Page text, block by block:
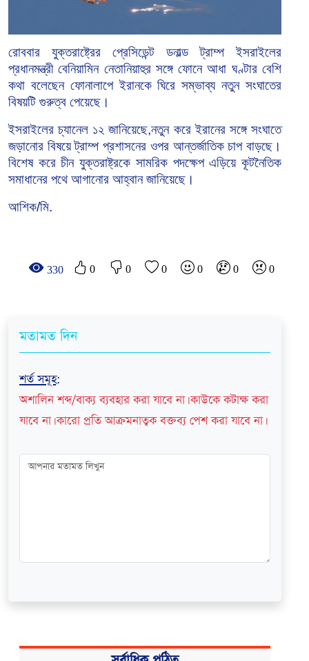
রোববার যুক্তরাষ্ট্রের প্রেসিডেন্ট ডনাল্ড ট্রাম্প ইসরাইলের
প্রধানমন্ত্রী বেনিয়ামিন নেতানিয়াহুর সঙ্গে ফোনে আধা ঘণ্টার বেশি
কথা বলেছেন ফোনালাপে ইরানকে ঘিরে সম্ভাব্য নতুন সংঘাতের
বিষয়টি গুরুত্ব পেয়েছে।
ইসরাইলের চ্যানেল ১২ জানিয়েছে,নতুন করে ইরানের সঙ্গে সংঘাতে
জড়ানোর বিষয়ে ট্রাম্প প্রশাসনের ওপর আন্তর্জাতিক চাপ বাড়ছে।
বিশেষ করে চীন যুক্তরাষ্ট্রকে সামরিক পদক্ষেপ এড়িয়ে কূটনৈতিক
সমাধানের পথে আগানোর আহ্বান জানিয়েছে।
আশিক/মি.
330 0 0 0 0 0 0
মতামত দিন
শর্ত সমূহ:
অশালিন শব্দ/বাক্য ব্যবহার করা যাবে না। কাউকে কটাক্ষ করা
যাবে না। কারো প্রতি আক্রমনাত্বক বক্তব্য পেশ করা যাবে না।